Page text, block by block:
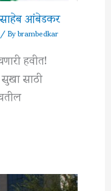
आंबेडकर
Bybrambedkar
हवीत!
साठी